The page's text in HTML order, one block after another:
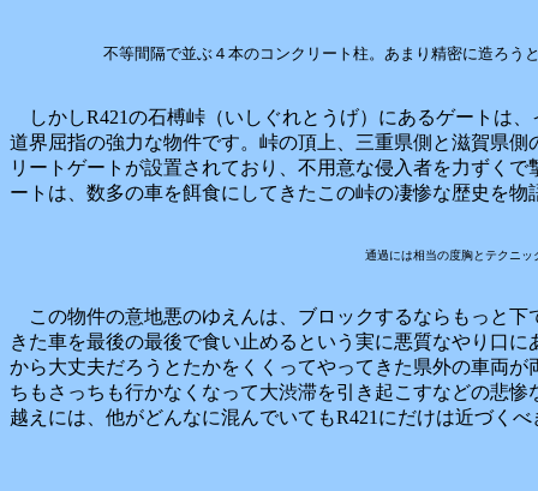
不等間隔で並ぶ４本のコンクリート柱。あまり精密に造ろう
しかしR421の石榑峠（いしぐれとうげ）にあるゲートは
道界屈指の強力な物件です。峠の頂上、三重県側と滋賀県
リートゲートが設置されており、不用意な侵入者を力ずく
ートは、数多の車を餌食にしてきたこの峠の凄惨な歴史を物
通過には相当の度胸とテクニッ
この物件の意地悪のゆえんは、ブロックするならもっと下
きた車を最後の最後で食い止めるという実に悪質なやり口
から大丈夫だろうとたかをくくってやってきた県外の車両
ちもさっちも行かなくなって大渋滞を引き起こすなどの悲
越えには、他がどんなに混んでいてもR421にだけは近づく